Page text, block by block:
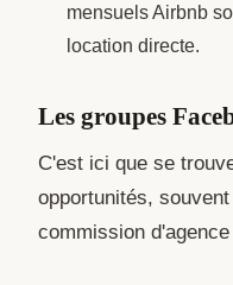
mensuels Airbnb
location directe.
Les groupes
C'est ici que se
opportunités,
commission d'agence